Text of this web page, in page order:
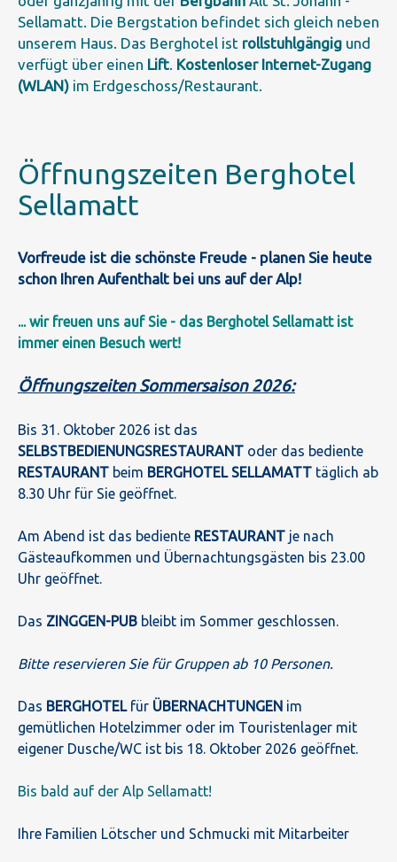
Sellamatt. Die Bergstation befindet sich gleich neben
unserem Haus. Das Berghotel ist rollstuhlgängig und
verfügt über einen Lift. Kostenloser Internet-Zugang
(WLAN) im Erdgeschoss/Restaurant.
Öffnungszeiten Berghotel
Sellamatt
Vorfreude ist die schönste Freude - planen Sie heute
schon Ihren Aufenthalt bei uns auf der Alp!
... wir freuen uns auf Sie - das Berghotel Sellamatt ist
immer einen Besuch wert!
Öffnungszeiten Sommersaison 2026:
Bis 31. Oktober 2026 ist das
SELBSTBEDIENUNGSRESTAURANT oder das bediente
RESTAURANT beim BERGHOTEL SELLAMATT täglich ab
8.30 Uhr für Sie geöffnet.
Am Abend ist das bediente RESTAURANT je nach
Gästeaufkommen und Übernachtungsgästen bis 23.00
Uhr geöffnet.
Das ZINGGEN-PUB bleibt im Sommer geschlossen.
Bitte reservieren Sie für Gruppen ab 10 Personen.
Das BERGHOTELfür ÜBERNACHTUNGEN im
gemütlichen Hotelzimmer oder im Touristenlager mit
eigener Dusche/WC ist bis 18. Oktober 2026 geöffnet.
Bis bald auf der Alp Sellamatt!
Ihre Familien Lötscher und Schmucki mit Mitarbeiter